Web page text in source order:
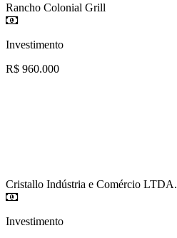
Rancho Colonial Grill
Investimento
R$ 960.000
Cristallo Indústria e Comércio LTDA.
Investimento